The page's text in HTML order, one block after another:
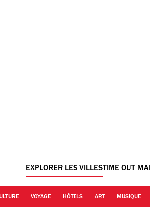
EXPLORER LES VILLESTIME OUT
VOYAGE HÔTELS ART MUSIQUE